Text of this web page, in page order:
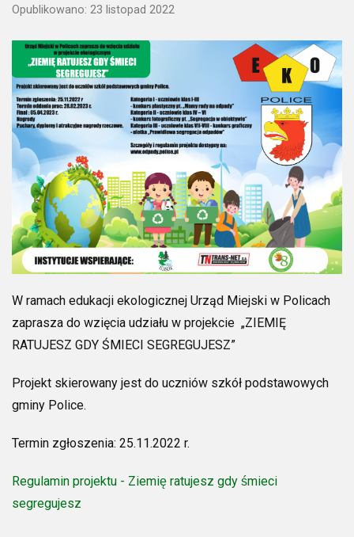
Opublikowano: 23 listopad 2022
W ramach edukacji ekologicznej Urząd Miejski w Policach
zaprasza do wzięcia udziału w projekcie „ZIEMIĘ
RATUJESZ GDY ŚMIECI SEGREGUJESZ”
Projekt skierowany jest do uczniów szkół podstawowych
gminy Police.
Termin zgłoszenia: 25.11.2022 r.
Regulamin projektu - Ziemię ratujesz gdy śmieci
segregujesz